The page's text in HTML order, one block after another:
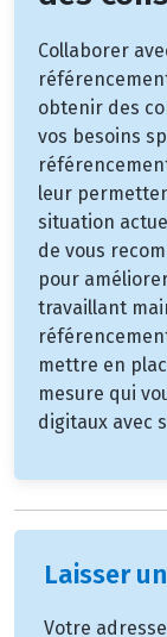
Collaborer
obtenir des
vos besoins
leur
situation
de vous
pour
travaillant
mettre en
mesure qui
digitaux avec
Laisser
Votre